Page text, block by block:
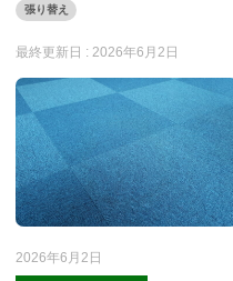
張り替え
最終更新日 : 2026年6月2日
2026年6月2日